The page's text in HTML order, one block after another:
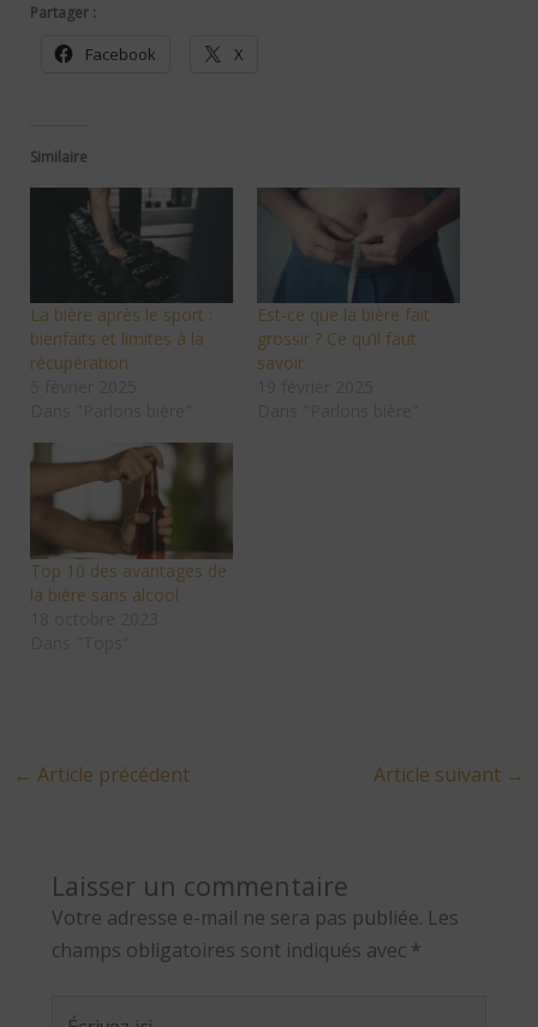
Partager :
Facebook X
Similaire
La bière après le sport :
bienfaits et limites à la
récupération
Est-ce que la bière fait
grossir ? Ce qu’il faut
savoir
Top 10 des avantages de
la bière sans alcool
← Article précédent Article suivant →
Laisser un commentaire
Votre adresse e-mail ne sera pas publiée. Les
champs obligatoires sont indiqués avec *
Écrivez